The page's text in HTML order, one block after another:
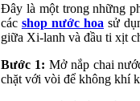
Đây là một trong những
các shop nước hoa sử
giữa Xi-lanh và đầu ti xịt
Bước 1: Mở nắp chai
chặt với vòi để không khí